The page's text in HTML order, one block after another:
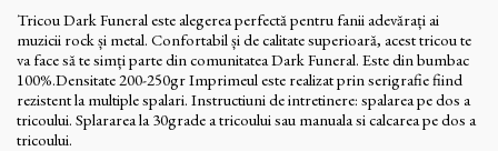
Tricou Dark Funeral este alegerea perfectă pentru fanii adevărați ai
muzicii rock și metal. Confortabil și de calitate superioară, acest tricou te
va face să te simți parte din comunitatea Dark Funeral. Este din bumbac
100%.Densitate 200-250gr Imprimeul este realizat prin serigrafie fiind
rezistent la multiple spalari. Instructiuni de intretinere: spalarea pe dos a
tricoului. Splararea la 30grade a tricoului sau manuala si calcarea pe dos a
tricoului.